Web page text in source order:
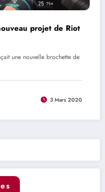
projet de Riot
une nouvelle brochette de
3 Mars 2020